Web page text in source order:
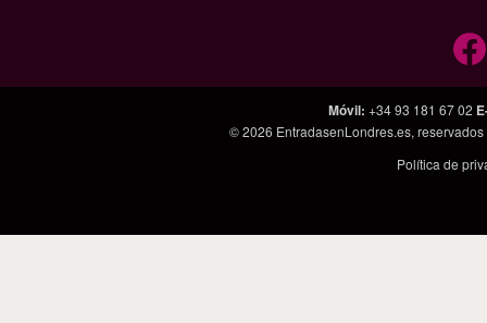
Móvil: +34 93 181 67 02
© 2026 EntradasenLondres.es,
Política de